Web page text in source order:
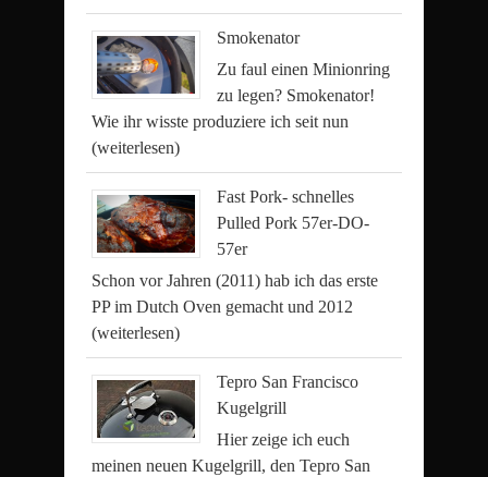
Smokenator
Zu faul einen Minionring
zu legen? Smokenator!
Wie ihr wisste produziere ich seit nun
(weiterlesen)
Fast Pork- schnelles
Pulled Pork 57er-DO-
57er
Schon vor Jahren (2011) hab ich das erste
PP im Dutch Oven gemacht und 2012
(weiterlesen)
Tepro San Francisco
Kugelgrill
Hier zeige ich euch
meinen neuen Kugelgrill, den Tepro San